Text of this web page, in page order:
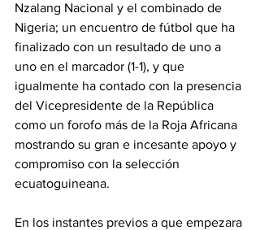
Nzalang Nacional y el combinado de
Nigeria; un encuentro de fútbol que ha
finalizado con un resultado de uno a
uno en el marcador (1-1), y que
igualmente ha contado con la presencia
del Vicepresidente de la República
como un forofo más de la Roja Africana
mostrando su gran e incesante apoyo y
compromiso con la selección
ecuatoguineana.
En los instantes previos a que empezara